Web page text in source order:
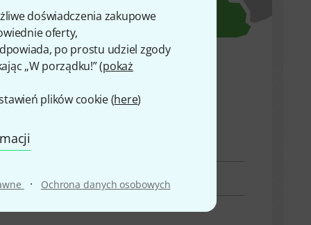
doświadczenia zakupowe
oferty,
po prostu udziel zgody
„W porządku!” (pokaż
plików cookie (here)
· Ochrona danych osobowych